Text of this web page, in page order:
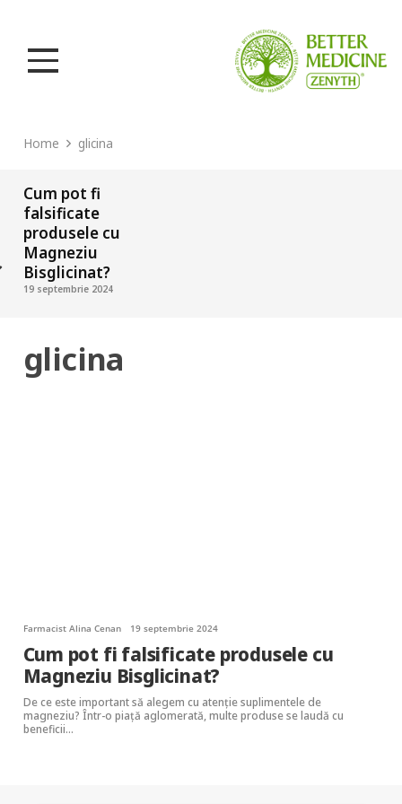
Home glicina
Cum pot fi
falsificate
produsele cu
Magneziu
Bisglicinat?
19 septembrie 2024
glicina
Farmacist Alina Cenan 19 septembrie 2024
Cum pot fi falsificate produsele cu
Magneziu Bisglicinat?
De ce este important să alegem cu atenție suplimentele de
magneziu? Într-o piață aglomerată, multe produse se laudă cu
beneficii…